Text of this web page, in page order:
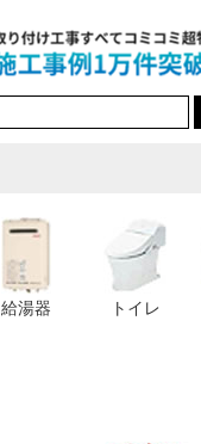
給湯器 トイレ